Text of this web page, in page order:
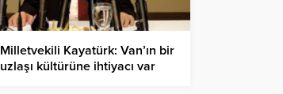
Milletvekili Kayatürk: Van’ın bir
uzlaşı kültürüne ihtiyacı var